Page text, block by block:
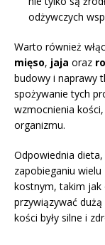
odżywczych
Warto również
mięso, jaja oraz
budowy i naprawy
spożywanie tych
wzmocnienia
organizmu.
Odpowiednia
zapobieganiu wielu
kostnym, takim jak
przywiązywać
kości były silne i